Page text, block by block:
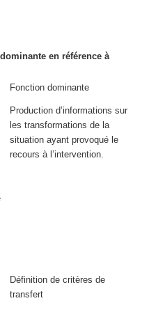
en référence à
Fonction dominante
Production d’informations sur
les transformations de la
situation ayant provoqué le
recours à l’intervention.
Définition de critères de
transfert